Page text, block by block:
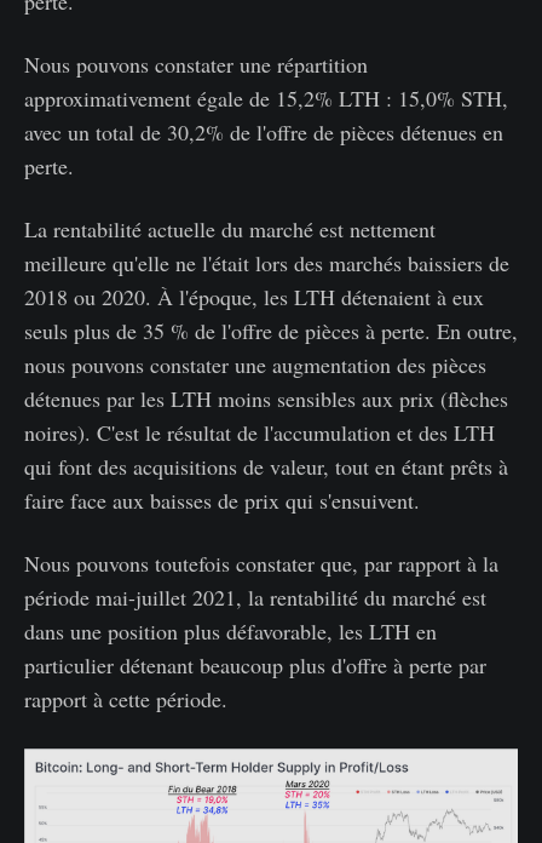
Nous pouvons constater une répartition
approximativement égale de 15,2% LTH : 15,0% STH,
avec un total de 30,2% de l'offre de pièces détenues en
perte.
La rentabilité actuelle du marché est nettement
meilleure qu'elle ne l'était lors des marchés baissiers de
2018 ou 2020. À l'époque, les LTH détenaient à eux
seuls plus de 35 % de l'offre de pièces à perte. En outre,
nous pouvons constater une augmentation des pièces
détenues par les LTH moins sensibles aux prix (flèches
noires). C'est le résultat de l'accumulation et des LTH
qui font des acquisitions de valeur, tout en étant prêts à
faire face aux baisses de prix qui s'ensuivent.
Nous pouvons toutefois constater que, par rapport à la
période mai-juillet 2021, la rentabilité du marché est
dans une position plus défavorable, les LTH en
particulier détenant beaucoup plus d'offre à perte par
rapport à cette période.